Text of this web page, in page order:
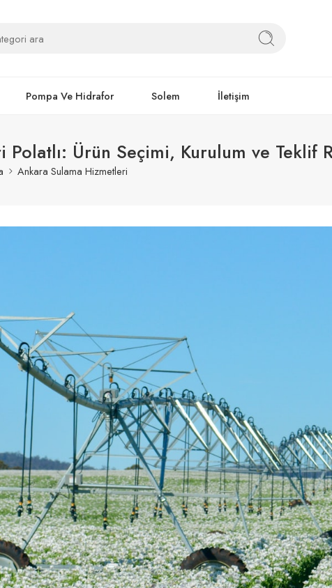
Pompa Ve Hidrafor Solem İletişim
Ürün Seçimi, Kurulum ve Teklif
Ankara Sulama Hizmetleri